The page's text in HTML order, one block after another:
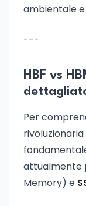
ambientale
---
HBF vs
Per
attualmente
Memory) e